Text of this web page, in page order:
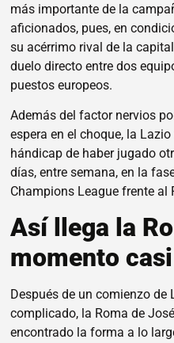
más importante de la
aficionados, pues, en
su acérrimo rival de la
duelo directo entre dos
puestos europeos.
Además del factor nervios
espera en el choque, la
hándicap de haber jugado
días, entre semana, en la
Champions League frente al
Así llega la
momento
Después de un comienzo
complicado, la Roma de
encontrado la forma a lo